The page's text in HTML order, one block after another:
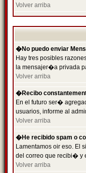
Volver arriba
�No puedo enviar
Hay tres posibles
la mensajer�a privada
Volver arriba
�Recibo
En el futuro ser�
usuarios, informe al
Volver arriba
�He recibido spam o
Lamentamos oir eso. El
del correo que recibi� y
Volver arriba